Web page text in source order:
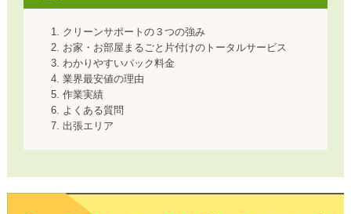
クリーンサポートの３つの強み
お家・お部屋まるごと片付けのトータルサービス
わかりやすいパック料金
業界最安値の理由
作業実績
よくある質問
出張エリア